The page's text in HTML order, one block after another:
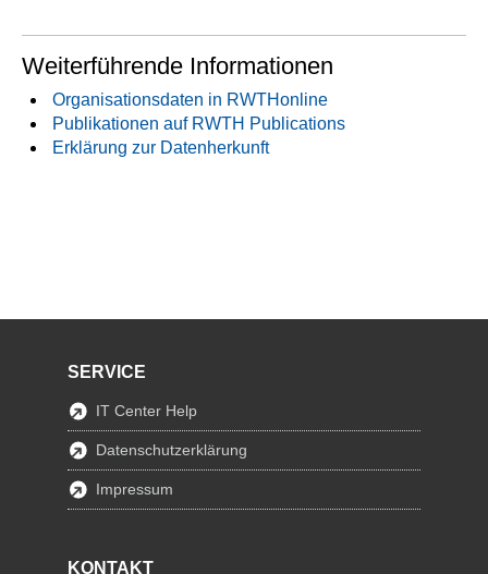
Weiterführende Informationen
Organisationsdaten in RWTHonline
Publikationen auf RWTH Publications
Erklärung zur Datenherkunft
SERVICE
IT Center Help
Datenschutzerklärung
Impressum
KONTAKT